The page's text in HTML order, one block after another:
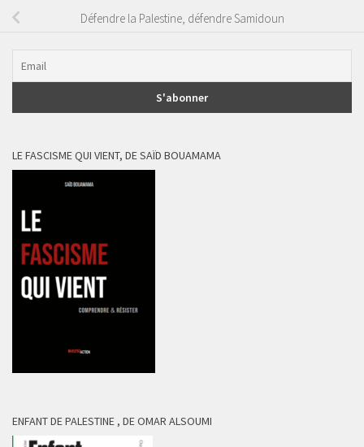
Défendre la Palestine, défendre Samidoun
LE FASCISME QUI VIENT, DE SAÏD BOUAMAMA
ENFANT DE PALESTINE , DE OMAR ALSOUMI